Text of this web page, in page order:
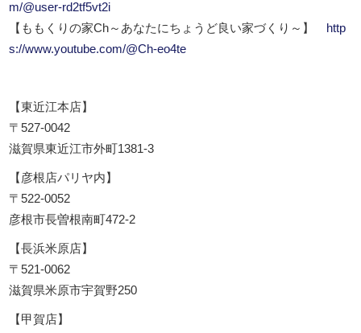
m/@user-rd2tf5vt2i
【ももくりの家Ch～あなたにちょうど良い家づくり～】
http
s://www.youtube.com/@Ch-eo4te
【東近江本店】
〒527-0042
滋賀県東近江市外町1381-3
【彦根店パリヤ内】
〒522-0052
彦根市長曽根南町472-2
【長浜米原店】
〒521-0062
滋賀県米原市宇賀野250
【甲賀店】